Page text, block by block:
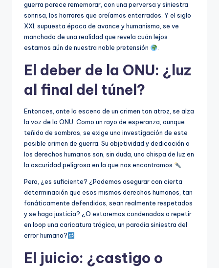
guerra parece rememorar, con una perversa y siniestra
sonrisa, los horrores que creíamos enterrados. Y el siglo
XXI, supuesta época de avance y humanismo, se ve
manchado de una realidad que revela cuán lejos
estamos aún de nuestra noble pretensión
.
El deber de la ONU: ¿luz
al final del túnel?
Entonces, ante la escena de un crimen tan atroz, se alza
la voz de la ONU. Como un rayo de esperanza, aunque
teñido de sombras, se exige una investigación de este
posible crimen de guerra. Su objetividad y dedicación a
los derechos humanos son, sin duda, una chispa de luz en
la oscuridad peligrosa en la que nos encontramos
.
Pero, ¿es suficiente? ¿Podemos asegurar con cierta
determinación que esos mismos derechos humanos, tan
fanáticamente defendidos, sean realmente respetados
y se haga justicia? ¿O estaremos condenados a repetir
en loop una caricatura trágica, un parodia siniestra del
error humano?
El juicio: ¿castigo o